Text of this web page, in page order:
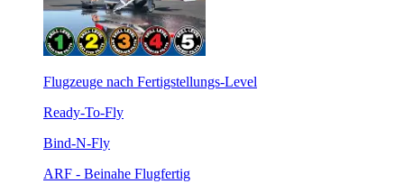
Flugzeuge nach Fertigstellungs-Level
Ready-To-Fly
Bind-N-Fly
ARF - Beinahe Flugfertig